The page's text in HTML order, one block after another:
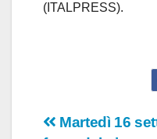
(ITALPRESS).
Martedì 16